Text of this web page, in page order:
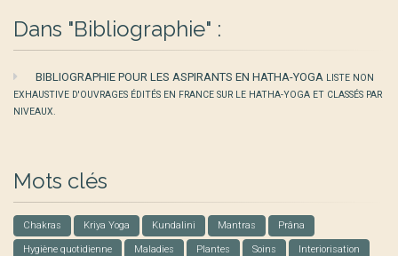
Dans "Bibliographie" :
BIBLIOGRAPHIE POUR LES ASPIRANTS EN HATHA-YOGA LISTE NON
EXHAUSTIVE D'OUVRAGES ÉDITÉS EN FRANCE SUR LE HATHA-YOGA ET CLASSÉS PAR
NIVEAUX.
Mots clés
Chakras Kriya Yoga Kundalini Mantras Prâna
Hygiène quotidienne Maladies Plantes Soins Interiorisation